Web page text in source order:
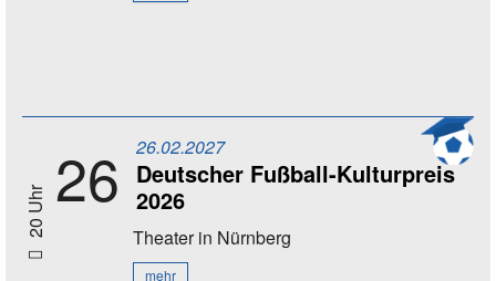
20 Uhr 26 26.02.2027
Deutscher Fußball-Kulturpreis
2026
Theaterin Nürnberg
mehr